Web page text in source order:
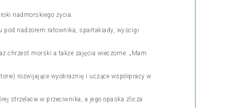
nadmorskiego życia.
pod nadzorem ratownika, spartakiady, wyścigi
chrzest morski a także zajęcia wieczorne: „Mam
rozwijające wyobraźnię i uczące współpracy w
strzelacie w przeciwnika, a jego opaska zlicza